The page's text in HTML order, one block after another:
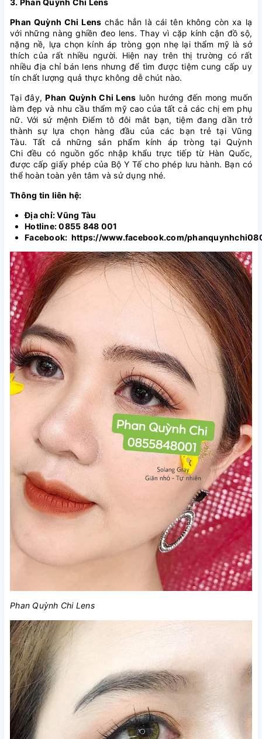
3. Phan Quỳnh Chi Lens
Phan Quỳnh Chi Lens chắc hẳn là cái tên không còn xa lạ
với những nàng ghiền đeo lens. Thay vì cặp kính cận đồ sộ,
nặng nề, lựa chọn kính áp tròng gọn nhẹ lại thẩm mỹ là sở
thích của rất nhiều người. Hiện nay trên thị trường có rất
nhiều địa chỉ bán lens nhưng để tìm được tiệm cung cấp uy
tín chất lượng quả thực không dễ chút nào.
Tại đây,Phan Quỳnh Chi Lens luôn hướng đến mong muốn
làm đẹp và nhu cầu thẩm mỹ cao của tất cả các chị em phụ
nữ. Với sứ mệnh Điểm tô đôi mắt bạn, tiệm đang dần trở
thành sự lựa chọn hàng đầu của các bạn trẻ tại Vũng
Tàu. Tất cả những sản phẩm kính áp tròng tại Quỳnh
Chi đều có nguồn gốc nhập khẩu trực tiếp từ Hàn Quốc,
được cấp giấy phép của Bộ Y Tế cho phép lưu hành. Bạn có
thể hoàn toàn yên tâm và sử dụng nhé.
Thông tin liên hệ:
Địa chỉ: Vũng Tàu
Hotline: 0855 848 001
Facebook: https://www.facebook.com/
Phan Quỳnh Chi Lens